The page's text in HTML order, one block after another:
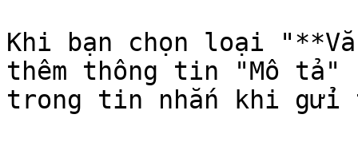
Khi bạn chọn loại
thêm thông tin "Mô tả"
trong tin nhắn khi gửi